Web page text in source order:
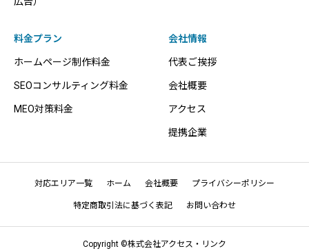
料金プラン
ホームページ制作料金
SEOコンサルティング料金
MEO対策料金
会社情報
代表ご挨拶
会社概要
アクセス
提携企業
対応エリア一覧 ホーム 会社概要 プライバシーポリシー
特定商取引法に基づく表記 お問い合わせ
Copyright ©株式会社アクセス・リンク